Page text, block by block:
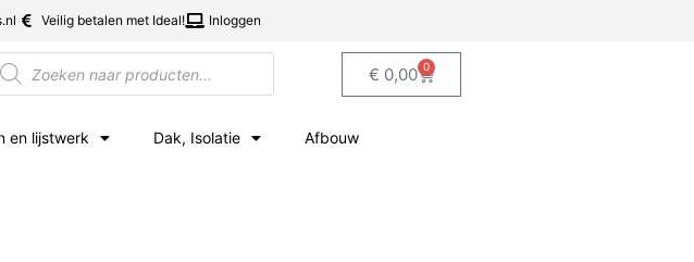
Veilig betalen met Ideal! Inloggen
€ 0,00 0
en lijstwerk Dak, Isolatie Afbouw